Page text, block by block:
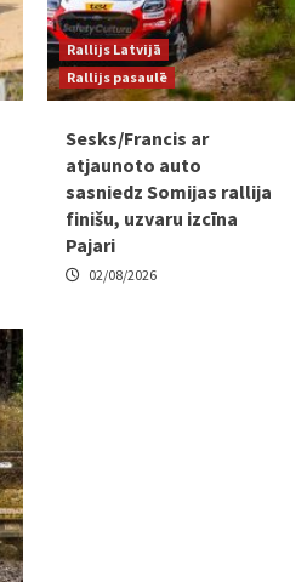
Rallijs Latvijā
Rallijs pasaulē
Sesks/Francis ar
atjaunoto auto
sasniedz Somijas rallija
finišu, uzvaru izcīna
Pajari
02/08/2026